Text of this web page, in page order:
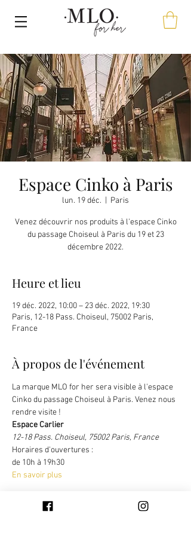
Espace Cinko à Paris
lun. 19 déc. Paris
Venez découvrir nos produits à l'espace Cinko
du passage Choiseul à Paris du 19 et 23
décembre 2022.
Heure et lieu
19 déc. 2022, 10:00 – 23 déc. 2022, 19:30
Paris, 12-18 Pass. Choiseul, 75002 Paris,
France
À propos de l'événement
La marque MLO for her sera visible à l'espace
Cinko du passage Choiseul à Paris. Venez nous
rendre visite !
Espace Carlier
12-18 Pass. Choiseul, 75002 Paris, France
Horaires d'ouvertures :
de 10h à 19h30
En savoir plus